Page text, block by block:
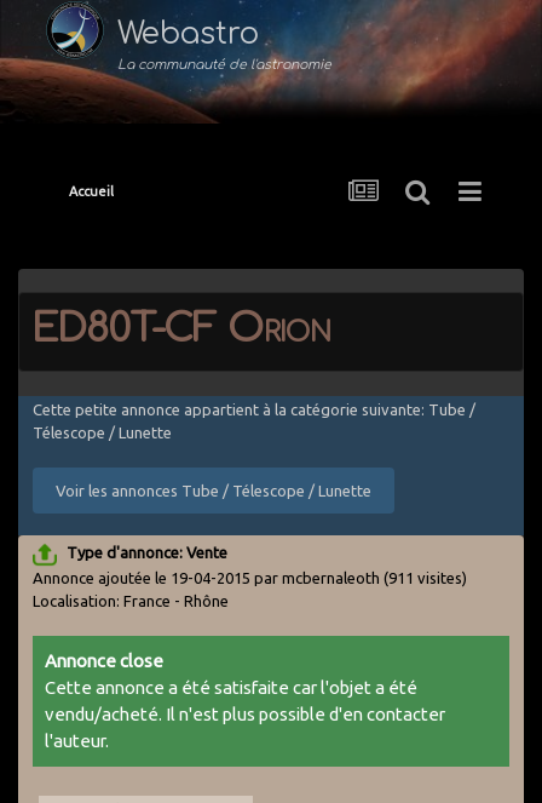
Webastro
La communauté de l'astronomie
Accueil
ED80T-CF Orion
Cette petite annonce appartient à la catégorie suivante: Tube /
Télescope / Lunette
Voir les annonces Tube / Télescope / Lunette
Type d'annonce: Vente
Annonce ajoutée le 19-04-2015 par mcbernaleoth (911 visites)
Localisation: France - Rhône
Annonce close
Cette annonce a été satisfaite car l'objet a été
vendu/acheté. Il n'est plus possible d'en contacter
l'auteur.